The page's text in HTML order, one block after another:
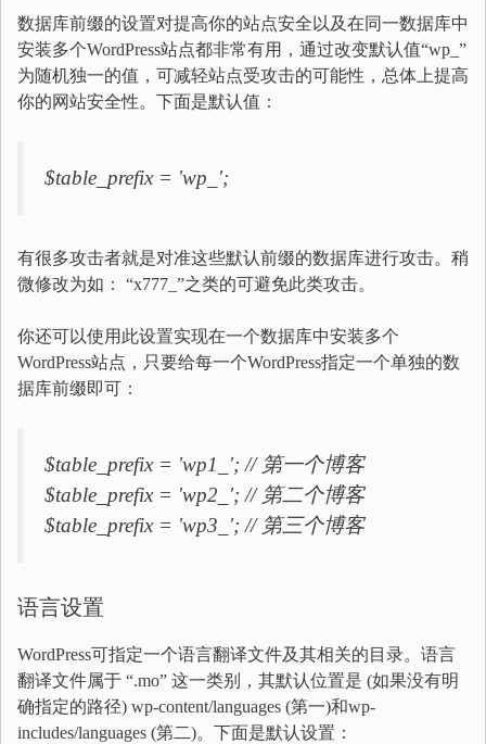
数据库前缀的设置对提高你的站点安全以及在同一数据库中
安装多个WordPress站点都非常有用，通过改变默认值“wp_”
为随机独一的值，可减轻站点受攻击的可能性，总体上提高
你的网站安全性。下面是默认值：
$table_prefix = 'wp_';
有很多攻击者就是对准这些默认前缀的数据库进行攻击。稍
微修改为如： “x777_”之类的可避免此类攻击。
你还可以使用此设置实现在一个数据库中安装多个
WordPress站点，只要给每一个WordPress指定一个单独的数
据库前缀即可：
$table_prefix = 'wp1_'; // 第一个博客
$table_prefix = 'wp2_'; // 第二个博客
$table_prefix = 'wp3_'; // 第三个博客
语言设置
WordPress可指定一个语言翻译文件及其相关的目录。语言
翻译文件属于 “.mo” 这一类别，其默认位置是 (如果没有明
确指定的路径) wp-content/languages (第一)和wp-
includes/languages (第二)。下面是默认设置：